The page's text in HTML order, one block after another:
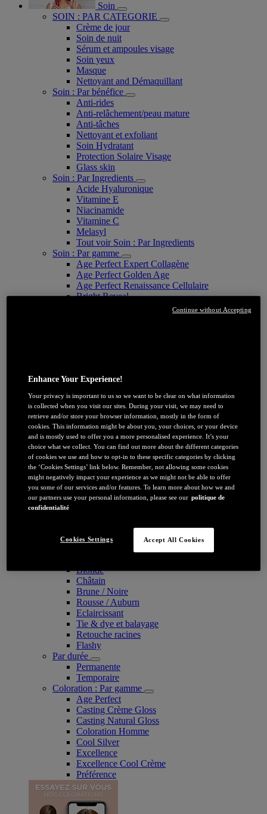
Soin
SOIN : PAR CATEGORIE
Crème de jour
Soin de nuit
Sérum et ampoules visage
Soin yeux
Masque
Nettoyant and Démaquillant
Soin : Par bénéfice
Anti-rides
Anti-relâchement/peau mature
Anti-tâches
Nettoyant et exfoliant
Soin Hydratant
Protection Solaire Visage
Glass skin
Soin : Par Ingredients
Acide Hyaluronique
Vitamine E
Niacinamide
Vitamine C
Melasyl
Tout voir Soin : Par Ingredients
Soin : Par gamme
Age Perfect Expert Collagène
Age Perfect Golden Age
Age Perfect Renaissance Cellulaire
Bright Reveal
Tout savoir sur la Niacinamide​
Peau en manque d’hydratation
Peau en manque de fermeté
Poches et cernes
Blonde
Châtain
Brune / Noire
Rousse / Auburn
Eclaircissant
Tie & dye et balayage
Retouche racines
Flashy
Par durée
Permanente
Temporaire
Coloration : Par gamme
Age Perfect
Casting Crème Gloss
Casting Natural Gloss
Coloration Homme
Cool Silver
Excellence
Excellence Cool Crème
Préférence
Enhance Your Experience!
Your privacy is important to us so we want to be clear on what information
is collected when you visit our sites. During your visit, we may need to
retrieve and/or store your browser information, mostly in the form of
cookies. This information might be about you, your choices, or your device
and is mostly used to offer you a more personalised experience. It’s your
choice what we collect. You can find out more about the different categories
of cookies we use and how to opt-in to these specific categories by clicking
the ‘Cookies Settings’ link below. Remember, not allowing some cookies
might negatively impact your experience as we might not be able to offer
you some of our services and/or features. To learn more about how we and
our partners use your personal information, please see our politique de
confidentialité
Cookies Settings Accept All Cookies
Continue without Accepting